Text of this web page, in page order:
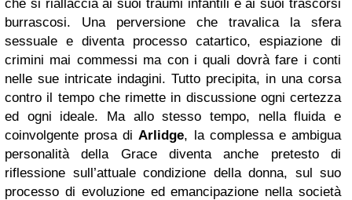
che si riallaccia ai suoi traumi infantili e ai suoi trascorsi
burrascosi. Una perversione che travalica la sfera
sessuale e diventa processo catartico, espiazione di
crimini mai commessi ma con i quali dovrà fare i conti
nelle sue intricate indagini. Tutto precipita, in una corsa
contro il tempo che rimette in discussione ogni certezza
ed ogni ideale. Ma allo stesso tempo, nella fluida e
coinvolgente prosa diArlidge, la complessa e ambigua
personalità della Grace diventa anche pretesto di
riflessione sull’attuale condizione della donna, sul suo
processo di evoluzione ed emancipazione nella società